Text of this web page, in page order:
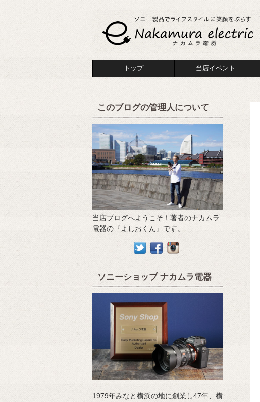
トップ 当店イベント
このブログの管理人について
当店ブログへようこそ！著者のナカムラ
電器の『よしおくん』です。
ソニーショップ ナカムラ電器
1979年みなと横浜の地に創業し47年、横